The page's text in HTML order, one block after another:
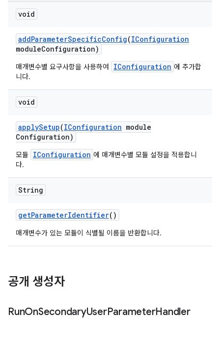
void
addParameterSpecificConfig(IConfiguration
moduleConfiguration)
매개변수별 요구사항을 사용하여 IConfiguration 에 추가합
니다.
void
applySetup(IConfiguration module
Configuration)
모듈 IConfiguration 에 매개변수별 모듈 설정을 적용합니
다.
String
getParameterIdentifier()
매개변수가 있는 모듈이 식별될 이름을 반환합니다.
공개 생성자
RunOnSecondaryUserParameterHandler